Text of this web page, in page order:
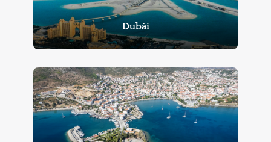
Dubái